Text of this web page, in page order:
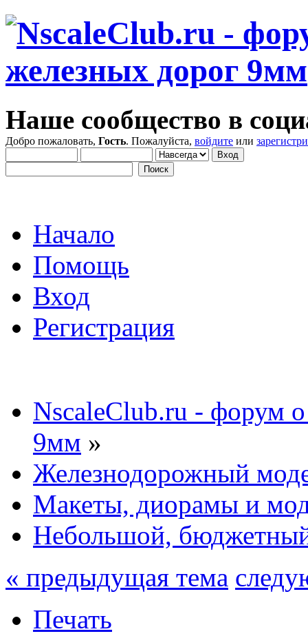
Наше сообщество в
Добро пожаловать, Гость. Пожалуйста, войдите или
Начало
Помощь
Вход
Регистрация
NscaleClub.ru - форум
9мм »
Железнодорожный
Макеты, диорамы и
Небольшой,
« предыдущая тема
Печать